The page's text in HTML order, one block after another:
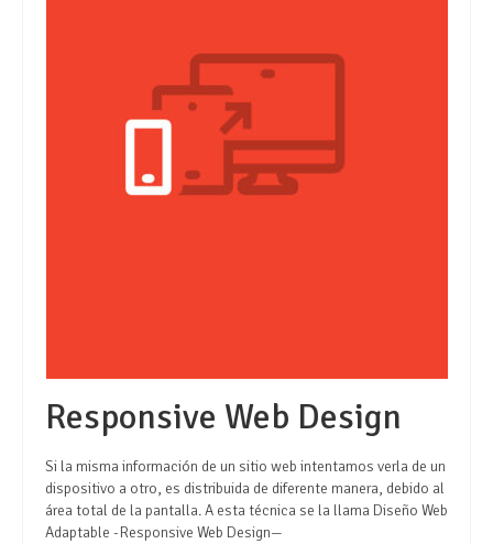
Responsive Web Design
Si la misma información de un sitio web intentamos verla de un
dispositivo a otro, es distribuida de diferente manera, debido al
área total de la pantalla. A esta técnica se la llama Diseño Web
Adaptable -Responsive Web Design—